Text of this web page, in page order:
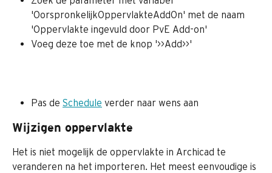
'OorspronkelijkOppervlakteAddOn' met de naam
'Oppervlakte ingevuld door PvE Add-on'
Voeg deze toe met de knop '>>Add>>'
Pas de Schedule verder naar wens aan
Wijzigen oppervlakte
Het is niet mogelijk de oppervlakte in Archicad te
veranderen na het importeren. Het meest eenvoudige is